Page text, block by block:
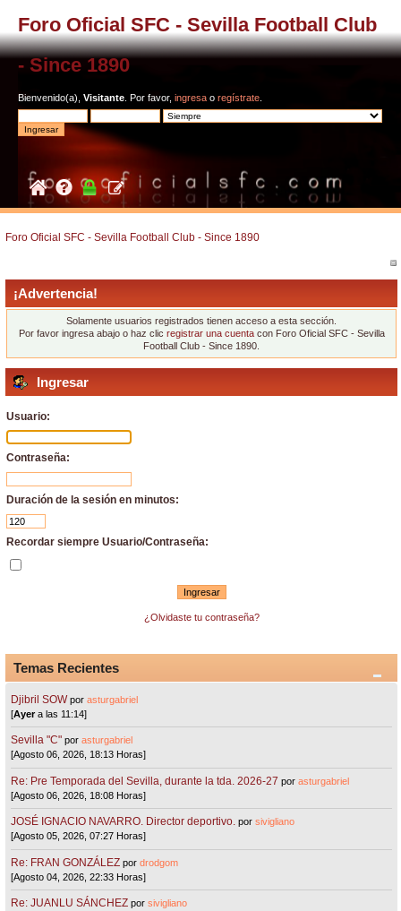
Foro Oficial SFC - Sevilla Football Club
- Since 1890
Bienvenido(a), Visitante . Por favor, ingresa o regístrate
Foro Oficial SFC - Sevilla Football Club - Since 1890
¡Advertencia!
Solamente usuarios registrados tienen acceso a esta sección.
Por favor ingresa abajo o haz clic registrar una cuentacon Foro Oficial SFC - Sevilla
Football Club - Since 1890.
Ingresar
Usuario:
Contraseña:
Duración de la sesión en minutos:
Recordar siempre Usuario/Contraseña:
¿Olvidaste tu contraseña?
Temas Recientes
Djibril SOW porasturgabriel
[Ayera las 11:14]
Sevilla "C"porasturgabriel
[Agosto 06, 2026, 18:13 Horas]
Re: Pre Temporada del Sevilla, durante la tda. 2026-27 porasturgabriel
[Agosto 06, 2026, 18:08 Horas]
JOSÉ IGNACIO NAVARRO. Director deportivo. porsivigliano
[Agosto 05, 2026, 07:27 Horas]
Re: FRAN GONZÁLEZ pordrodgom
[Agosto 04, 2026, 22:33 Horas]
Re: JUANLU SÁNCHEZ porsivigliano